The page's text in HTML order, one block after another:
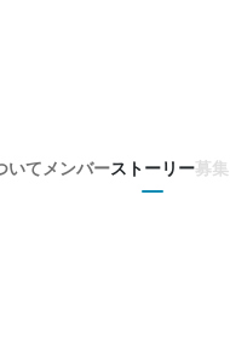
いて メンバーストーリー募集